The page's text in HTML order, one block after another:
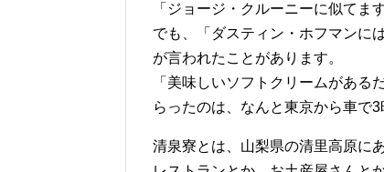
「ジョージ・クルーニーに似てま
でも、「ダスティン・ホフマンに
が言われたことがあります。
「美味しいソフトクリームがあ
らったのは、なんと東京から車で
清泉寮とは、山梨県の清里高原に